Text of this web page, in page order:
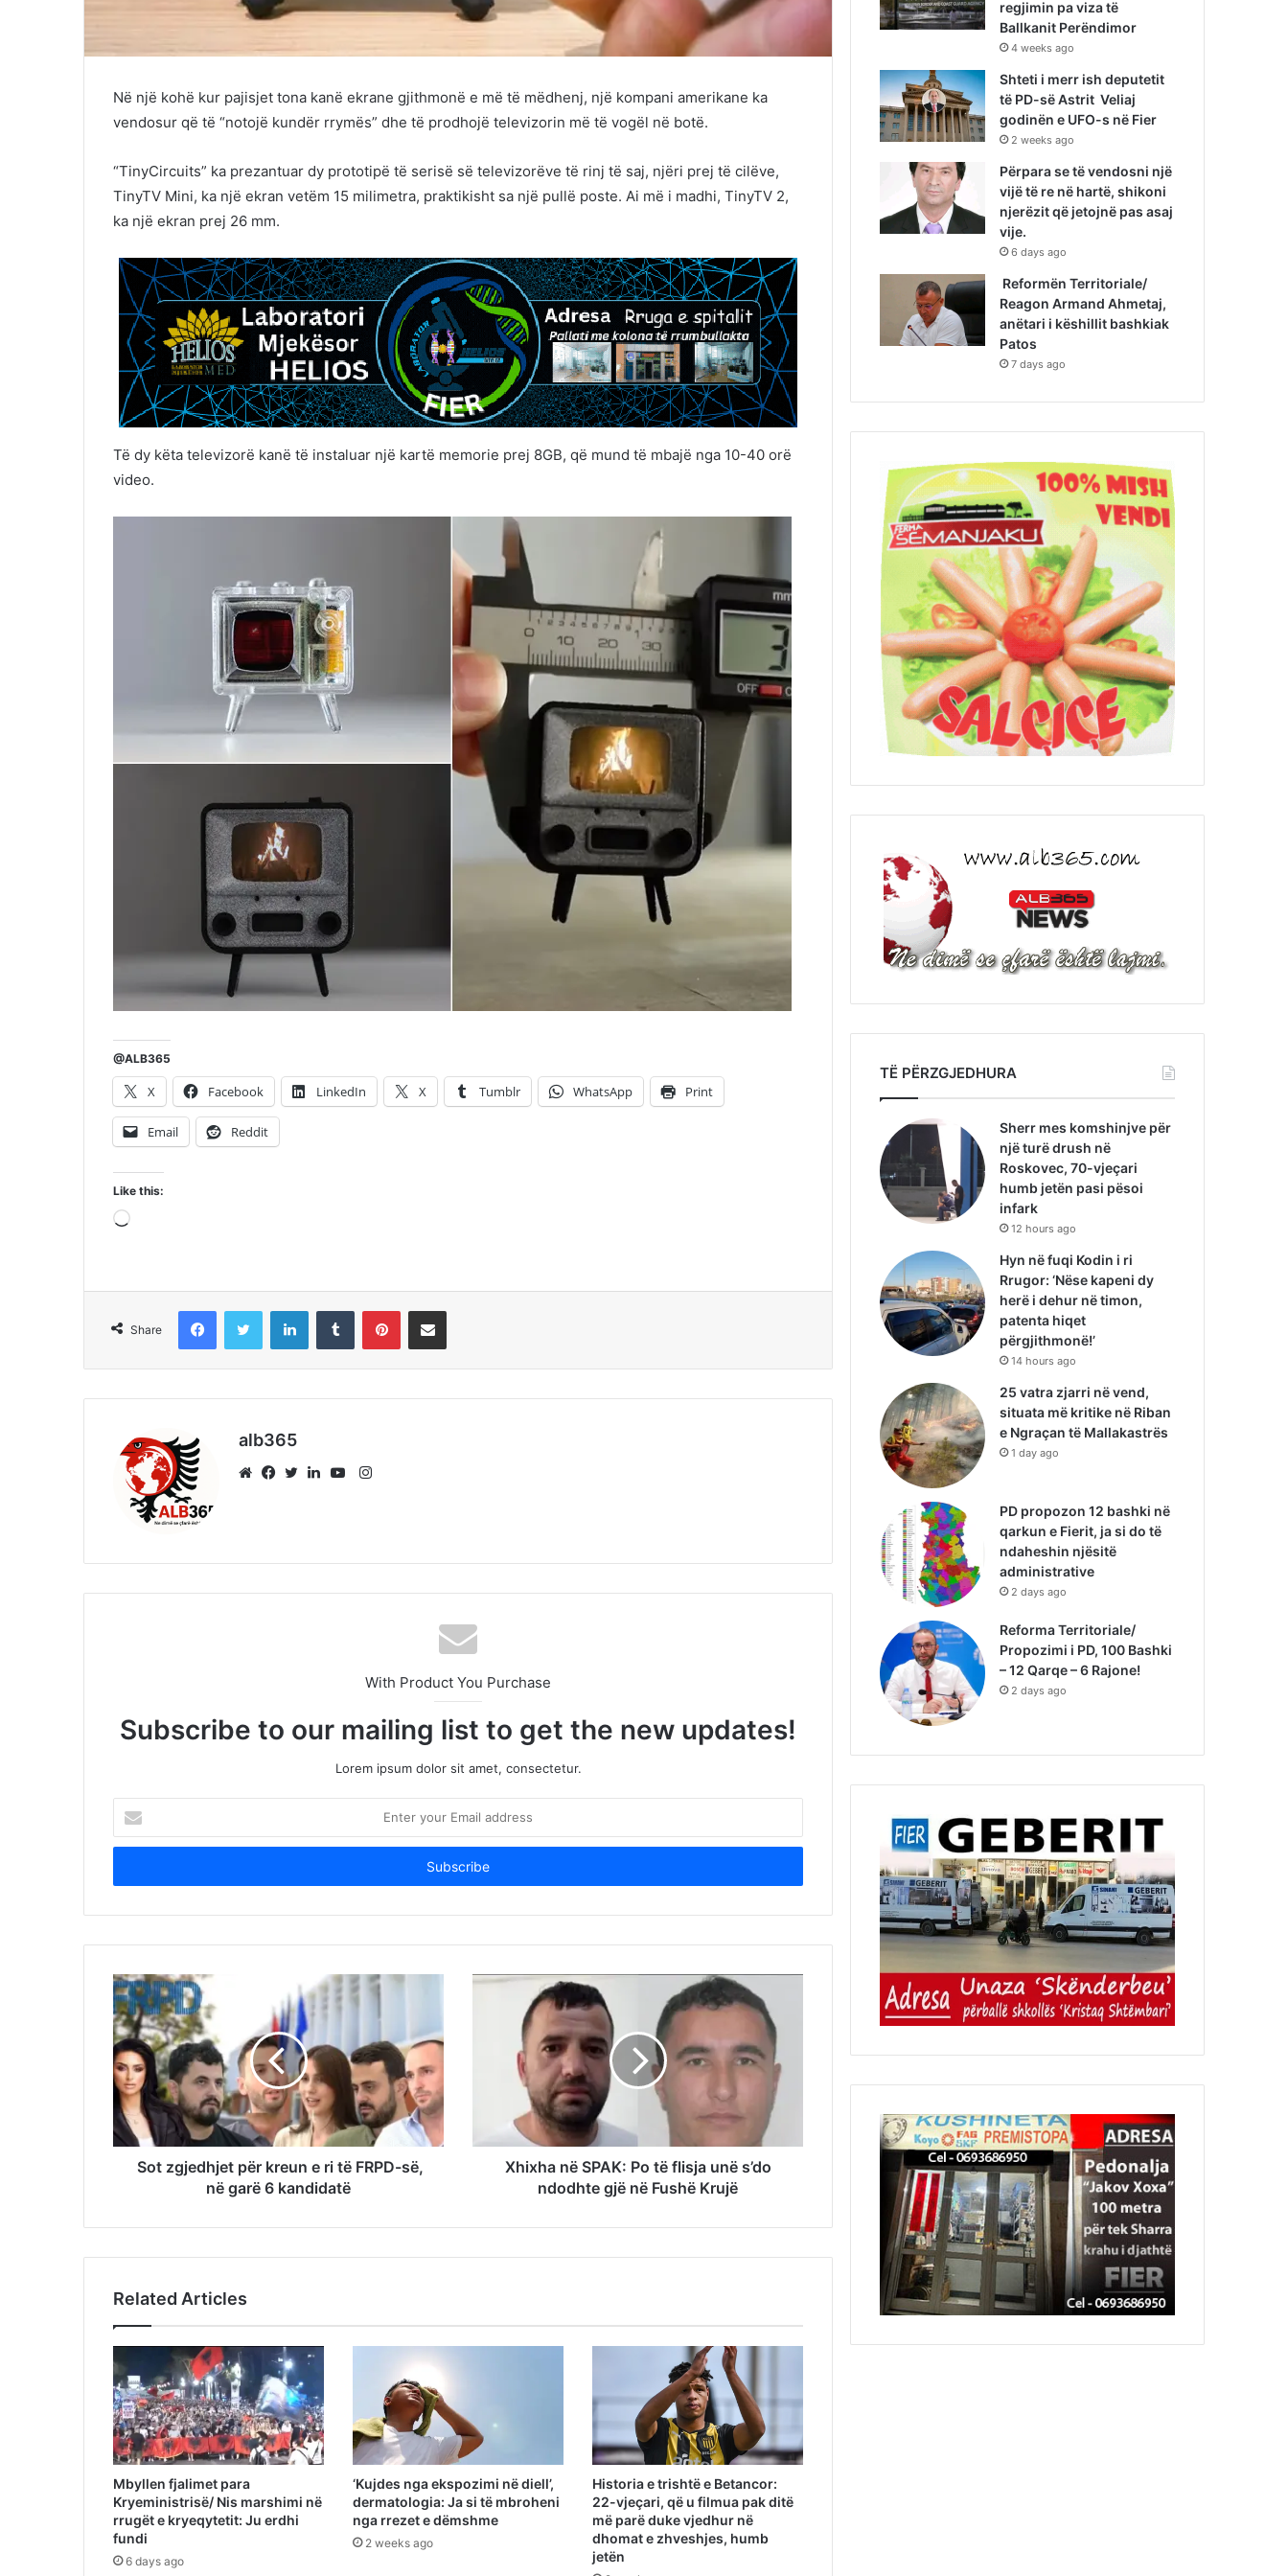
Në një kohë kur pajisjet tona kanë ekrane gjithmonë e më të mëdhenj, një kompani amerikane ka
vendosur që të “notojë kundër rrymës” dhe të prodhojë televizorin më të vogël në botë.
“TinyCircuits” ka prezantuar dy prototipë të serisë së televizorëve të rinj të saj, njëri prej të cilëve,
TinyTV Mini, ka një ekran vetëm 15 milimetra, praktikisht sa një pullë poste. Ai më i madhi, TinyTV 2,
ka një ekran prej 26 mm.
Të dy këta televizorë kanë të instaluar një kartë memorie prej 8GB, që mund të mbajë nga 10-40 orë
video.
@ALB365
X Facebook LinkedIn X Tumblr WhatsApp Print
Email Reddit
Like this:
Loading…
Share
FacebookTwitter LinkedInTumblr PinterestShare via Email
alb365
Instagram
With Product You Purchase
Subscribe to our mailing list to get the new updates!
Lorem ipsum dolor sit amet, consectetur.
your
Email
Sot zgjedhjet për kreun e ri të FRPD-së,
në garë 6 kandidatë
Xhixha në SPAK: Po të flisja unë s’do
ndodhte gjë në Fushë Krujë
Related Articles
Mbyllen fjalimet para
Kryeministrisë/ Nis marshimi në
rrugët e kryeqytetit: Ju erdhi
fundi
6 days ago
‘Kujdes nga ekspozimi në diell’,
dermatologia: Ja si të mbroheni
nga rrezet e dëmshme
2 weeks ago
Historia e trishtë e Betancor:
22-vjeçari, që u filmua pak ditë
më parë duke vjedhur në
dhomat e zhveshjes, humb
jetën
regjimin pa viza të
Ballkanit Perëndimor
4 weeks ago
Shteti i merr ish deputetit
të PD-së Astrit Veliaj
godinën e UFO-s në Fier
2 weeks ago
Përpara se të vendosni një
vijë të re në hartë, shikoni
njerëzit që jetojnë pas asaj
vije.
6 days ago
Reformën Territoriale/
Reagon Armand Ahmetaj,
anëtari i këshillit bashkiak
Patos
7 days ago
TË PËRZGJEDHURA
Sherr mes komshinjve për
një turë drush në
Roskovec, 70-vjeçari
humb jetën pasi pësoi
infark
12 hours ago
Hyn në fuqi Kodin i ri
Rrugor: ‘Nëse kapeni dy
herë i dehur në timon,
patenta hiqet
përgjithmonë!’
14 hours ago
25 vatra zjarri në vend,
situata më kritike në Riban
e Ngraçan të Mallakastrës
1 day ago
PD propozon 12 bashki në
qarkun e Fierit, ja si do të
ndaheshin njësitë
administrative
2 days ago
Reforma Territoriale/
Propozimi i PD, 100 Bashki
– 12 Qarqe – 6 Rajone!
2 days ago